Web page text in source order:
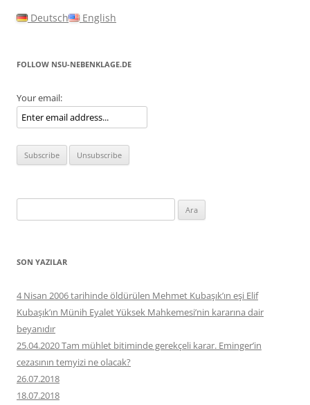
Deutsch English
FOLLOW NSU-NEBENKLAGE.DE
Your email:
SON YAZILAR
4 Nisan 2006 tarihinde öldürülen Mehmet Kubaşık’ın eşi Elif
Kubaşık’ın Münih Eyalet Yüksek Mahkemesi’nin kararına dair
beyanıdır
25.04.2020 Tam mühlet bitiminde gerekçeli karar. Eminger’in
cezasının temyizi ne olacak?
26.07.2018
18.07.2018